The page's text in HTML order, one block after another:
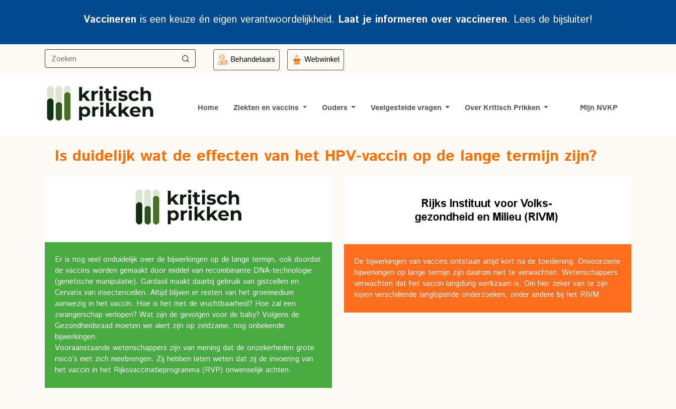
Vaccineren is een keuze én eigen verantwoordelijkheid. Laat je informeren over vaccineren. Lees de bijsluiter!
Behandelaars Webwinkel
Home Ziekten en vaccins Ouders Veelgestelde vragen Over Kritisch Prikken Mijn NVKP
Is duidelijk wat de effecten van het HPV-vaccin op de lange termijn zijn?
Er is nog veel onduidelijk over de bijwerkingen op de lange termijn, ook doordat
de vaccins worden gemaakt door middel van recombinante DNA-technologie
(genetische manipulatie). Gardasil maakt daarbij gebruik van gistcellen en
Cervarix van insectencellen. Altijd blijven er resten van het groeimedium
aanwezig in het vaccin. Hoe is het met de vruchtbaarheid? Hoe zal een
zwangerschap verlopen? Wat zijn de gevolgen voor de baby? Volgens de
Gezondheidsraad moeten we alert zijn op zeldzame, nog onbekende
bijwerkingen.
Vooraanstaande wetenschappers zijn van mening dat de onzekerheden grote
risico’s met zich meebrengen. Zij hebben laten weten dat zij de invoering van
het vaccin in het Rijksvaccinatieprogramma (RVP) onwenselijk achten.
De bijwerkingen van vaccins ontstaan altijd kort na de toediening. Onvoorziene
bijwerkingen op lange termijn zijn daarom niet te verwachten. Wetenschappers
verwachten dat het vaccin langdurig werkzaam is. Om hier zeker van te zijn
lopen verschillende langlopende onderzoeken, onder andere bij het RIVM.